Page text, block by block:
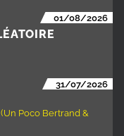
01/08/2026
31/07/2026
Poco Bertrand &